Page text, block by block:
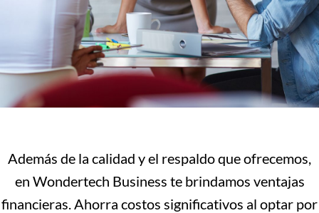
Además de la calidad y el respaldo que ofrecemos,
en Wondertech Business te brindamos ventajas
financieras. Ahorra costos significativos al optar por